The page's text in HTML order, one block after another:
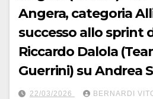
Angera, categoria
successo allo sprint
Riccardo Dalola
Guerrini) su Andrea Segato
(Bustese Olonia) –
22/03/2026 BERNARDI